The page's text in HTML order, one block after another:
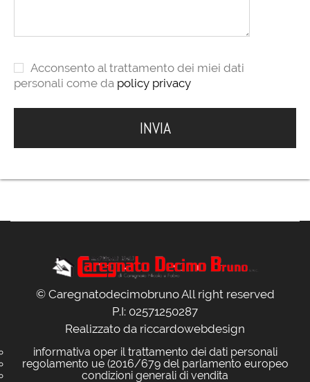
Acconsento al trattamento dei miei dati
personali come da policy privacy
© Caregnatodecimobruno All right reserved
P.I: 02571250287
Realizzato da riccardowebdesign
informativa oper il trattamento dei dati personali
regolamento ue (2016/679 del parlamento europeo
condizioni generali di vendita